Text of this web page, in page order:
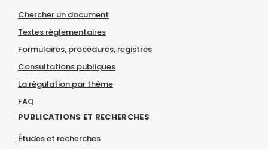
Chercher un document
Textes réglementaires
Formulaires, procédures, registres
Consultations publiques
La régulation par thème
FAQ
PUBLICATIONS ET RECHERCHES
Études et recherches